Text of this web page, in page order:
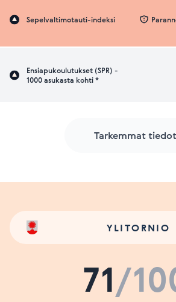
Sepelvaltimotauti-indeksi
Ensiapukoulutukset (SPR) -
1000 asukasta kohti *
Tarkemmat tiedot
YLITORNIO
71/